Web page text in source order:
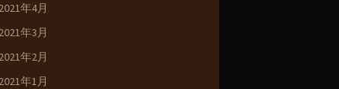
2021年4月
2021年3月
2021年2月
2021年1月